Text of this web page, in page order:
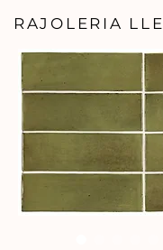
RAJOLERIA